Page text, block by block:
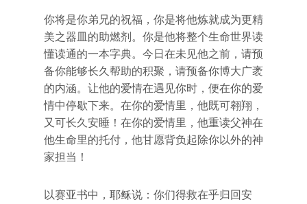
你将是你弟兄的祝福，你是将他炼就成为更精
美之器皿的助燃剂。你是他将整个生命世界读
懂读通的一本字典。今日在未见他之前，请预
备你能够长久帮助的积聚，请预备你博大广袤
的内涵。让他的爱情在遇见你时，便在你的爱
情中停歇下来。在你的爱情里，他既可翱翔，
又可长久安睡！在你的爱情里，他重读父神在
他生命里的托付，他甘愿背负起除你以外的神
家担当！
以赛亚书中，耶稣说：你们得救在乎归回安